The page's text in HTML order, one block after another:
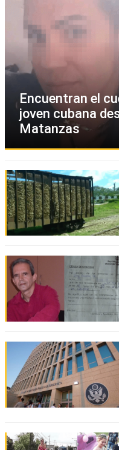
Encuentran el
joven cubana
Matanzas